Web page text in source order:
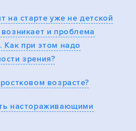
на старте уже не детской
и проблема
при этом надо
зрения?
возрасте?
настораживающими